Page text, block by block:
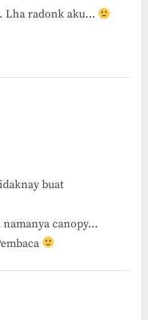
Lha radonk aku…
buat
canopy…